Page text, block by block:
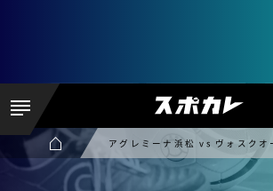
アグレミーナ浜松 vs ヴォスクオ